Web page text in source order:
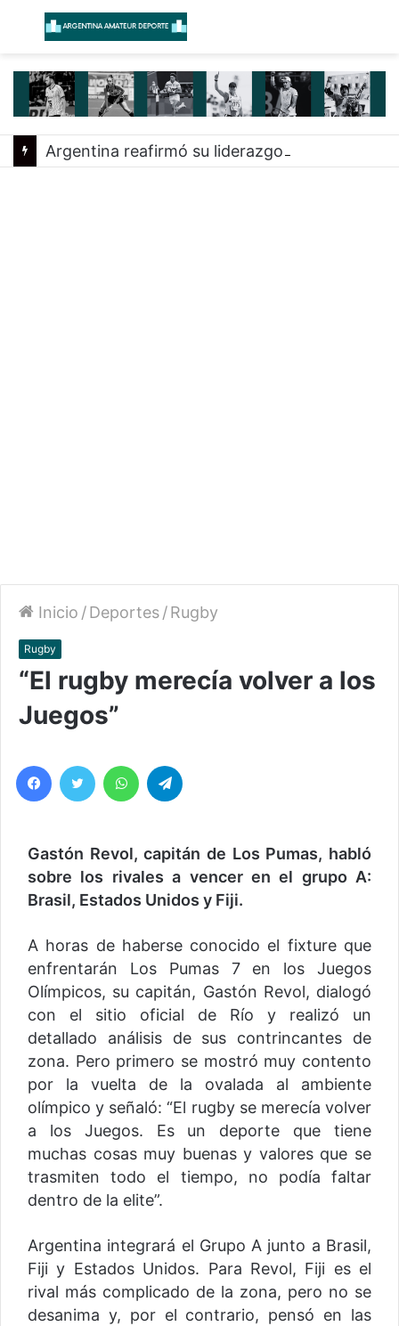
Menú
Inicio /Deportes/Rugby
Rugby
“El rugby merecía volver a los
Juegos”
Gastón Revol, capitán de Los Pumas, habló
sobre los rivales a vencer en el grupo A:
Brasil, Estados Unidos y Fiji.
A horas de haberse conocido el fixture que
enfrentarán Los Pumas 7 en los Juegos
Olímpicos, su capitán, Gastón Revol, dialogó
con el sitio oficial de Río y realizó un
detallado análisis de sus contrincantes de
zona. Pero primero se mostró muy contento
por la vuelta de la ovalada al ambiente
olímpico y señaló: “El rugby se merecía volver
a los Juegos. Es un deporte que tiene
muchas cosas muy buenas y valores que se
trasmiten todo el tiempo, no podía faltar
dentro de la elite”.
Argentina integrará el Grupo A junto a Brasil,
Fiji y Estados Unidos. Para Revol, Fiji es el
rival más complicado de la zona, pero no se
desanima y, por el contrario, pensó en las